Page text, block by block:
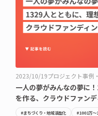
2023/10/19プロジェクト事例
一人の夢がみんなの夢に
を作る、クラウドファン
#まちづくり・地域活性化 #1001万〜